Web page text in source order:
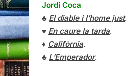
Jordi Coca
♣ El diable i l’home just.
♥ En caure la tarda.
♦ Califòrnia.
♣ L’Emperador.